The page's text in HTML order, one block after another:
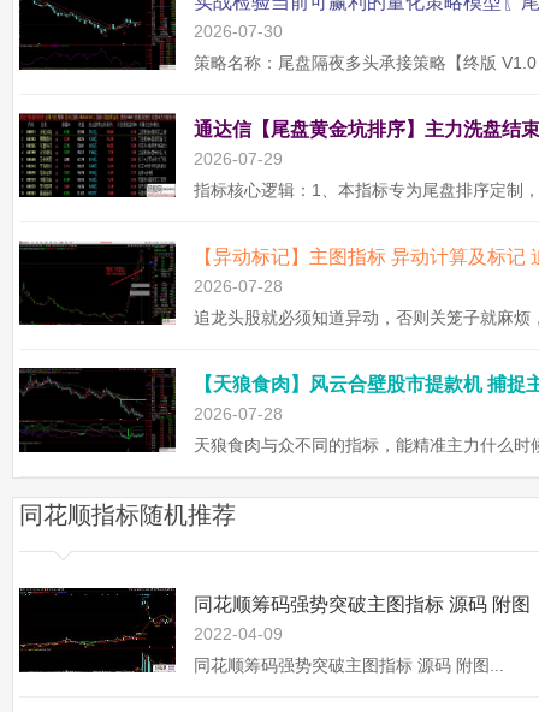
2026-07-30
2026-07-29
2026-07-28
2026-07-28
同花顺指标随机推荐
同花顺筹码强势突破主图指标 源码 附图
2022-04-09
同花顺筹码强势突破主图指标 源码 附图...